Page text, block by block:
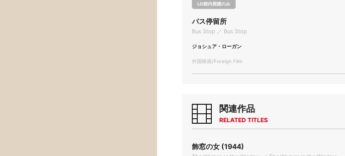
LD館内視聴のみ
バス停留所
Bus Stop ／ Bus Stop
ジョシュア・ローガン
外国映画/Foreign Film
関連作品
RELATED TITLES
飾窓の女 (1944)